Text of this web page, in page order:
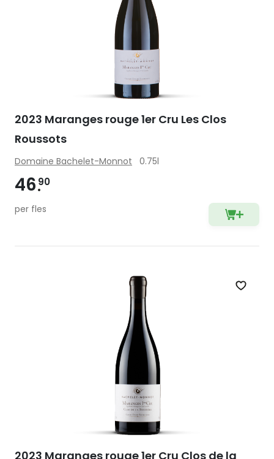
2023 Maranges rouge 1er Cru Les Clos
Roussots
Domaine Bachelet-Monnot 0.75l
46 90
per fles
Zet
2023 Maranges rouge 1er Cru Clos de la